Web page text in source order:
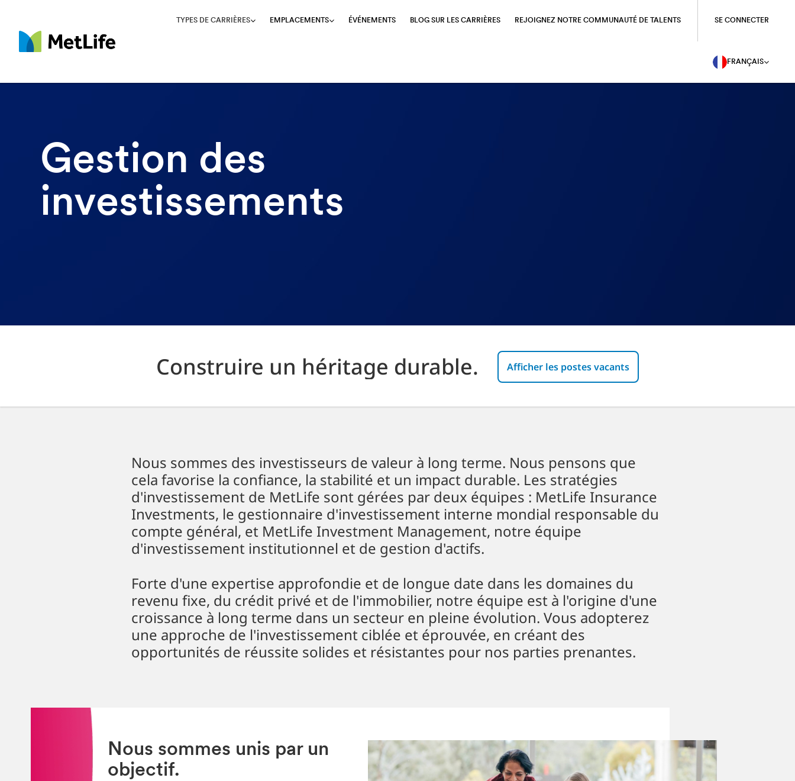
MetLife
TYPES DE CARRIÈRES EMPLACEMENTS ÉVÉNEMENTS BLOG SUR LES CARRIÈRES REJOIGNEZ NOTRE COMMUNAUTÉ DE TALENTS SE CONNECTER
FRANÇAIS
Gestion des
investissements
Construire un héritage durable. Afficher les postes vacants
Nous sommes des investisseurs de valeur à long terme. Nous pensons que
cela favorise la confiance, la stabilité et un impact durable. Les stratégies
d'investissement de MetLife sont gérées par deux équipes : MetLife Insurance
Investments, le gestionnaire d'investissement interne mondial responsable du
compte général, et MetLife Investment Management, notre équipe
d'investissement institutionnel et de gestion d'actifs.
Forte d'une expertise approfondie et de longue date dans les domaines du
revenu fixe, du crédit privé et de l'immobilier, notre équipe est à l'origine d'une
croissance à long terme dans un secteur en pleine évolution. Vous adopterez
une approche de l'investissement ciblée et éprouvée, en créant des
opportunités de réussite solides et résistantes pour nos parties prenantes.
Nous sommes unis par un
objectif.